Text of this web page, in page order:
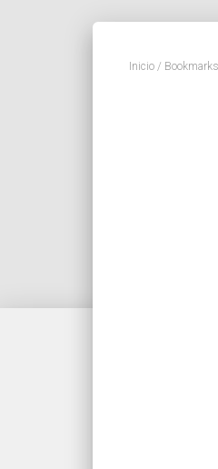
Inicio / Bookmarks